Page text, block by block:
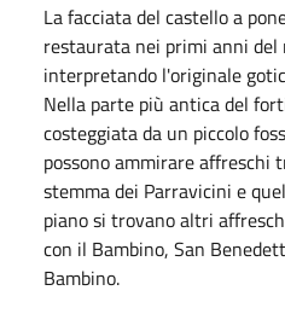
La facciata del castello a
restaurata nei primi anni del
interpretando l'originale
Nella parte più antica del
costeggiata da un piccolo
possono ammirare affreschi
stemma dei Parravicini e
piano si trovano altri
con il Bambino, San
Bambino.